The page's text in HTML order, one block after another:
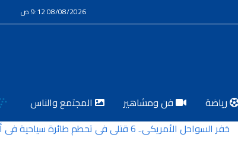
08/08/2026 9:12 ص
رياضة فن ومشاهير
المجتمع والناس
خفر السواحل الأمريكي.. 6 قتلى في تحطم طائرة سياحية في ألاسكا